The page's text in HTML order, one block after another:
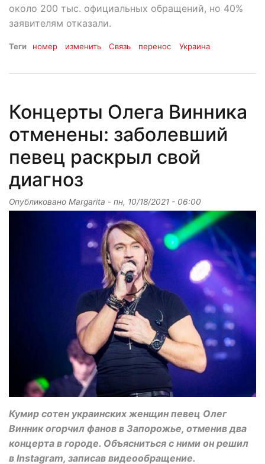
около 200 тыс. официальных обращений, но 40%
заявителям отказали.
Теги номер изменить Связь перенос Украина
Концерты Олега Винника
отменены: заболевший
певец раскрыл свой
диагноз
Опубликовано Margarita - пн, 10/18/2021 - 06:00
Кумир сотен украинских женщин певец Олег
Винник огорчил фанов в Запорожье, отменив два
концерта в городе. Объясниться с ними он решил
в Instagram, записав видеообращение.